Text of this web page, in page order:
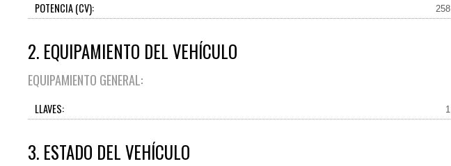
POTENCIA (CV): 258
2. EQUIPAMIENTO DEL VEHÍCULO
EQUIPAMIENTO GENERAL:
LLAVES: 1
3. ESTADO DEL VEHÍCULO